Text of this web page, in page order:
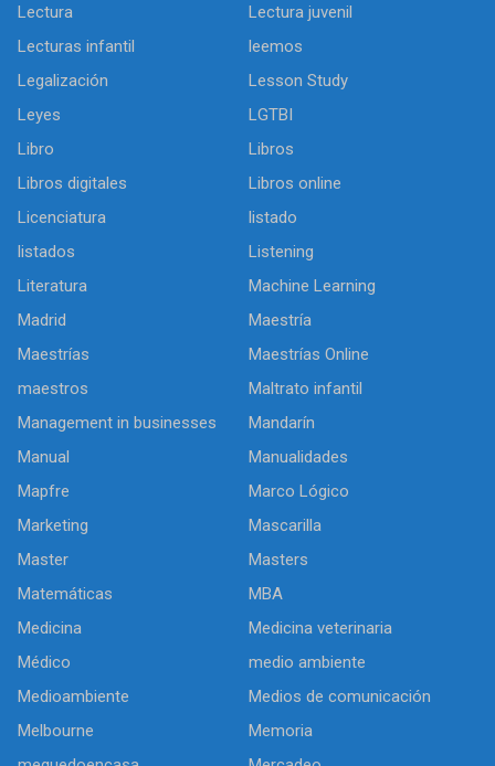
Lectura
Lectura juvenil
Lecturas infantil
leemos
Legalización
Lesson Study
Leyes
LGTBI
Libro
Libros
Libros digitales
Libros online
Licenciatura
listado
listados
Listening
Literatura
Machine Learning
Madrid
Maestría
Maestrías
Maestrías Online
maestros
Maltrato infantil
Management in businesses
Mandarín
Manual
Manualidades
Mapfre
Marco Lógico
Marketing
Mascarilla
Master
Masters
Matemáticas
MBA
Medicina
Medicina veterinaria
Médico
medio ambiente
Medioambiente
Medios de comunicación
Melbourne
Memoria